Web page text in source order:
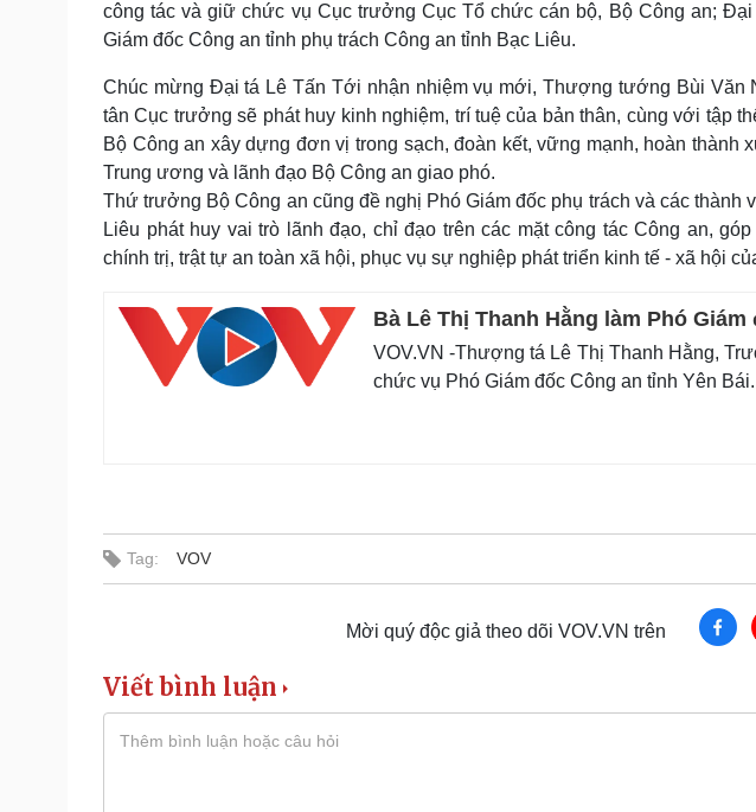
công tác và giữ chức vụ Cục trưởng Cục Tổ chức cán bộ, Bộ Công an;
Giám đốc Công an tỉnh phụ trách Công an tỉnh Bạc Liêu.
Chúc mừng Đại tá Lê Tấn Tới nhận nhiệm vụ mới, Thượng tướng Bùi Văn
tân Cục trưởng sẽ phát huy kinh nghiệm, trí tuệ của bản thân, cùng với tập
Bộ Công an xây dựng đơn vị trong sạch, đoàn kết, vững mạnh, hoàn thành
Trung ương và lãnh đạo Bộ Công an giao phó.
Thứ trưởng Bộ Công an cũng đề nghị Phó Giám đốc phụ trách và các thành
Liêu phát huy vai trò lãnh đạo, chỉ đạo trên các mặt công tác Công an,
chính trị, trật tự an toàn xã hội, phục vụ sự nghiệp phát triển kinh tế - xã hội
Bà Lê Thị Thanh Hằng làm Phó
VOV.VN -Thượng tá Lê Thị Thanh Hằng,
chức vụ Phó Giám đốc Công an tỉnh Yên Bái.
Tag: VOV
Mời quý độc giả theo dõi VOV.VN trên
Viết bình luận